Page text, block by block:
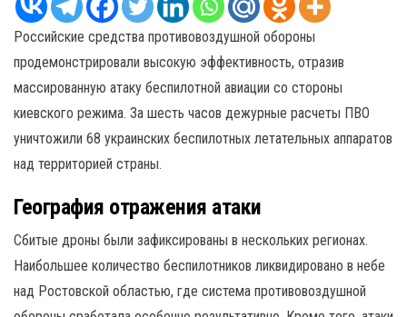
Российские средства противовоздушной обороны
продемонстрировали высокую эффективность, отразив
массированную атаку беспилотной авиации со стороны
киевского режима. За шесть часов дежурные расчеты ПВО
уничтожили 68 украинских беспилотных летательных аппаратов
над территорией страны.
География отражения атаки
Сбитые дроны были зафиксированы в нескольких регионах.
Наибольшее количество беспилотников ликвидировано в небе
над Ростовской областью, где система противовоздушной